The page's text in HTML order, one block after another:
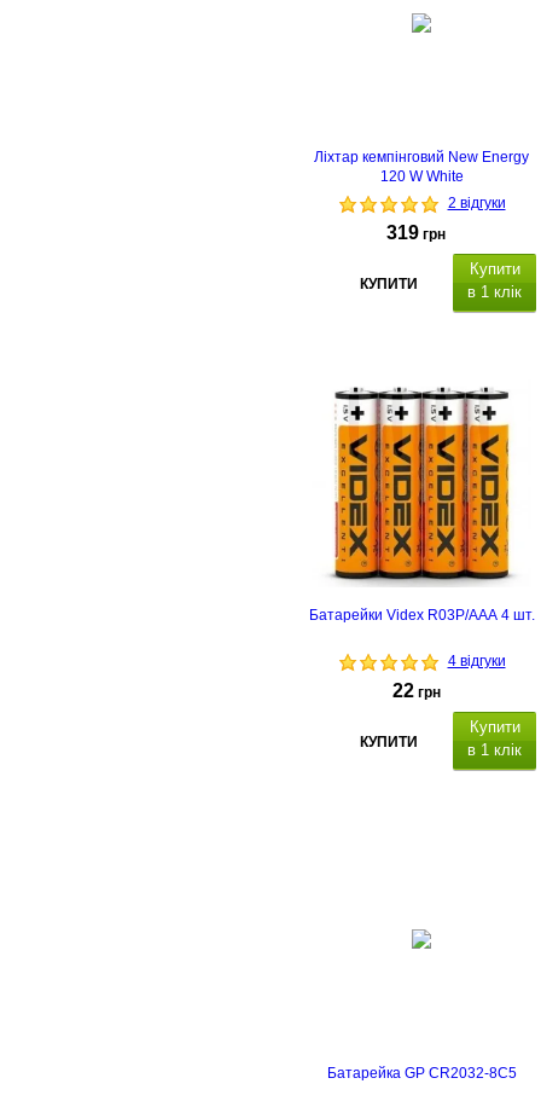
Ліхтар кемпінговий New Energy
120 W White
2 відгуки
319 грн
КУПИТИ
Купити
в 1 клік
кількість режимів: 5 (є
режим SOS), сонячна
батарея,
Батарейки Videx R03P/AAA 4 шт.
4 відгуки
22 грн
КУПИТИ
Купити
в 1 клік
Батарейка GP CR2032-8C5